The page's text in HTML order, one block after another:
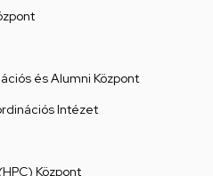
és Alumni Központ
Intézet
Központ